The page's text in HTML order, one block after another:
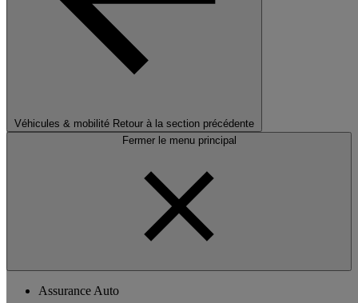
Véhicules & mobilité Retour à la section précédente
Fermer le menu principal
Assurance Auto